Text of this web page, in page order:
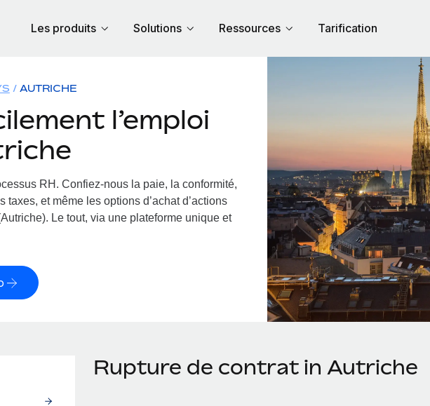
Les produits Solutions Ressources Tarification
AUTRICHE
l’emploi
RH. Confiez-nous la paie, la conformité,
taxes, et même les options d’achat d’actions
Le tout, via une plateforme unique et
Rupture de contrat in Autriche